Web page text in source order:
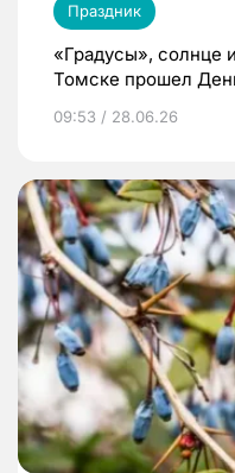
Праздник
«Градусы», солнце
Томске прошел
09:53 / 28.06.26